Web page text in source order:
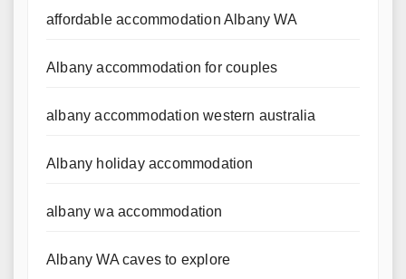
affordable accommodation Albany WA
Albany accommodation for couples
albany accommodation western australia
Albany holiday accommodation
albany wa accommodation
Albany WA caves to explore